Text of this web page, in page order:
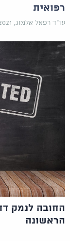
רפואית
עו"ד רפאל אלמוג, 20.04.2021
החובה לנמק
הראשונה